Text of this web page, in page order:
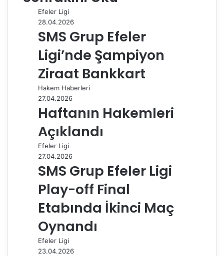
odrrtA
p
p
r
a
m
t
a
i
l
y
l
a
r
Efeler Ligi
28.04.2026
SMS Grup Efeler
Ligi’nde Şampiyon
Ziraat Bankkart
Hakem Haberleri
27.04.2026
Haftanın Hakemleri
Açıklandı
Efeler Ligi
27.04.2026
SMS Grup Efeler Ligi
Play-off Final
Etabında İkinci Maç
Oynandı
Efeler Ligi
23.04.2026